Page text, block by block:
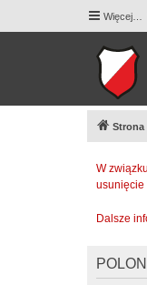
Więcej…
Strona
W
usunięcie
Dalsze